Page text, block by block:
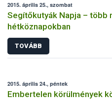
2015. április 25., szombat
Segítőkutyák Napja – több
hétköznapokban
TOVÁBB
2015. április 24., péntek
Embertelen körülmények